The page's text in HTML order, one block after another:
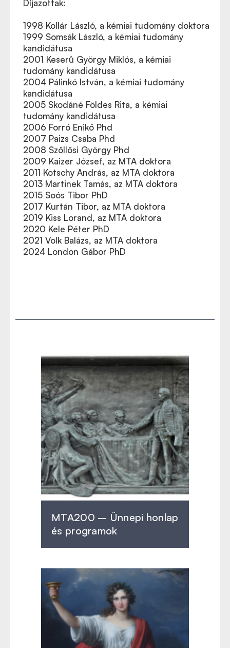
Díjazottak:
1998 Kollár László, a kémiai tudomány doktora
1999 Somsák László, a kémiai tudomány
kandidátusa
2001 Keserû György Miklós, a kémiai
tudomány kandidátusa
2004 Pálinkó István, a kémiai tudomány
kandidátusa
2005 Skodáné Földes Rita, a kémiai
tudomány kandidátusa
2006 Forró Enikő Phd
2007 Paizs Csaba Phd
2008 Szőllősi György Phd
2009 Kaizer József, az MTA doktora
2011 Kotschy András, az MTA doktora
2013 Martinek Tamás, az MTA doktora
2015 Soós Tibor PhD
2017 Kurtán Tibor, az MTA doktora
2019 Kiss Lorand, az MTA doktora
2020 Kele Péter PhD
2021 Volk Balázs, az MTA doktora
2024 London Gábor PhD
MTA200 – Ünnepi honlap
és programok